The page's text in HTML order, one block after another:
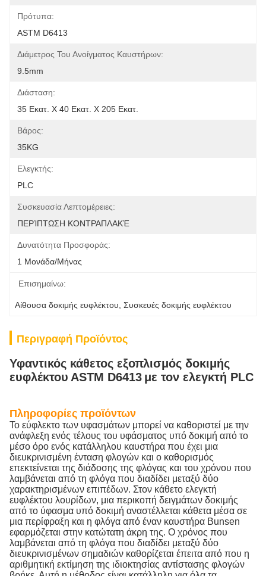
Πρότυπα:
ASTM D6413
Διάμετρος Του Ανοίγματος Καυστήρων:
9.5mm
Διάσταση:
35 Εκατ. Χ 40 Εκατ. Χ 205 Εκατ.
Βάρος:
35KG
Ελεγκτής:
PLC
Συσκευασία Λεπτομέρειες:
ΠΕΡΊΠΤΩΣΗ ΚΟΝΤΡΑΠΛΑΚΈ
Δυνατότητα Προσφοράς:
1 Μονάδα/μήνας
Επισημαίνω:
Αίθουσα δοκιμής ευφλέκτου Συσκευές δοκιμής ευφλέκτου
Περιγραφή Προϊόντος
Υφαντικός κάθετος εξοπλισμός δοκιμής
ευφλέκτου ASTM D6413 με τον ελεγκτή PLC
Πληροφορίες προϊόντων
Το εύφλεκτο των υφασμάτων μπορεί να καθοριστεί με την
ανάφλεξη ενός τέλους του υφάσματος υπό δοκιμή από το
μέσο όρο ενός κατάλληλου καυστήρα που έχει μια
διευκρινισμένη ένταση φλογών και ο καθορισμός
επεκτείνεται της διάδοσης της φλόγας και του χρόνου που
λαμβάνεται από τη φλόγα που διαδίδει μεταξύ δύο
χαρακτηρισμένων επιπέδων. Στον κάθετο ελεγκτή
ευφλέκτου λουρίδων, μια περικοπή δειγμάτων δοκιμής
από το ύφασμα υπό δοκιμή αναστέλλεται κάθετα μέσα σε
μια περίφραξη και η φλόγα από έναν καυστήρα Bunsen
εφαρμόζεται στην κατώτατη άκρη της. Ο χρόνος που
λαμβάνεται από τη φλόγα που διαδίδει μεταξύ δύο
διευκρινισμένων σημαδιών καθορίζεται έπειτα από που η
αριθμητική εκτίμηση της ιδιοκτησίας αντίστασης φλογών